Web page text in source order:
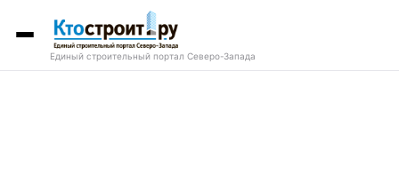
Единый строительный портал Северо-Запада